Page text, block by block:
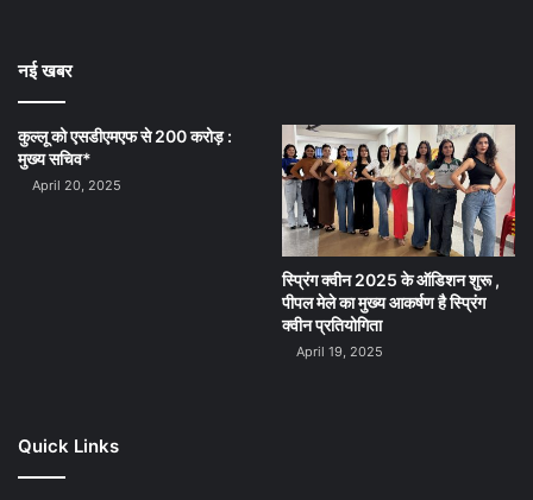
नई खबर
कुल्लू को एसडीएमएफ से 200 करोड़ :
मुख्य सचिव*
April 20, 2025
स्प्रिंग क्वीन 2025 के ऑडिशन शुरू ,
पीपल मेले का मुख्य आकर्षण है स्प्रिंग
क्वीन प्रतियोगिता
April 19, 2025
Quick Links